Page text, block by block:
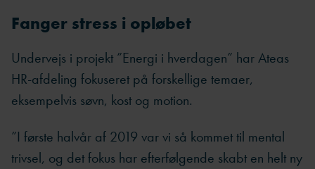
Fanger stress i opløbet
Undervejs i projekt ”Energi i hverdagen” har Ateas
HR-afdeling fokuseret på forskellige temaer,
eksempelvis søvn, kost og motion.
”I første halvår af 2019 var vi så kommet til mental
trivsel, og det fokus har efterfølgende skabt en helt ny